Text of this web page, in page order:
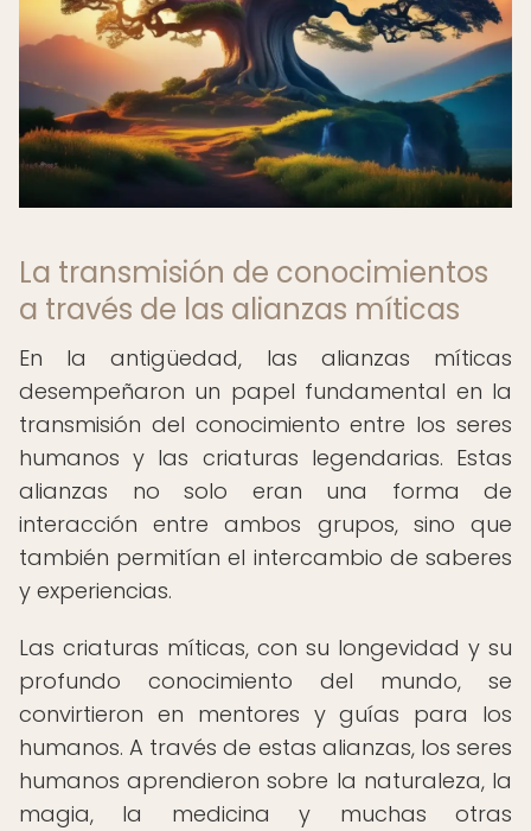
La transmisión de conocimientos
a través de las alianzas míticas
En la antigüedad, las alianzas míticas
desempeñaron un papel fundamental en la
transmisión del conocimiento entre los seres
humanos y las criaturas legendarias. Estas
alianzas no solo eran una forma de
interacción entre ambos grupos, sino que
también permitían el intercambio de saberes
y experiencias.
Las criaturas míticas, con su longevidad y su
profundo conocimiento del mundo, se
convirtieron en mentores y guías para los
humanos. A través de estas alianzas, los seres
humanos aprendieron sobre la naturaleza, la
magia, la medicina y muchas otras